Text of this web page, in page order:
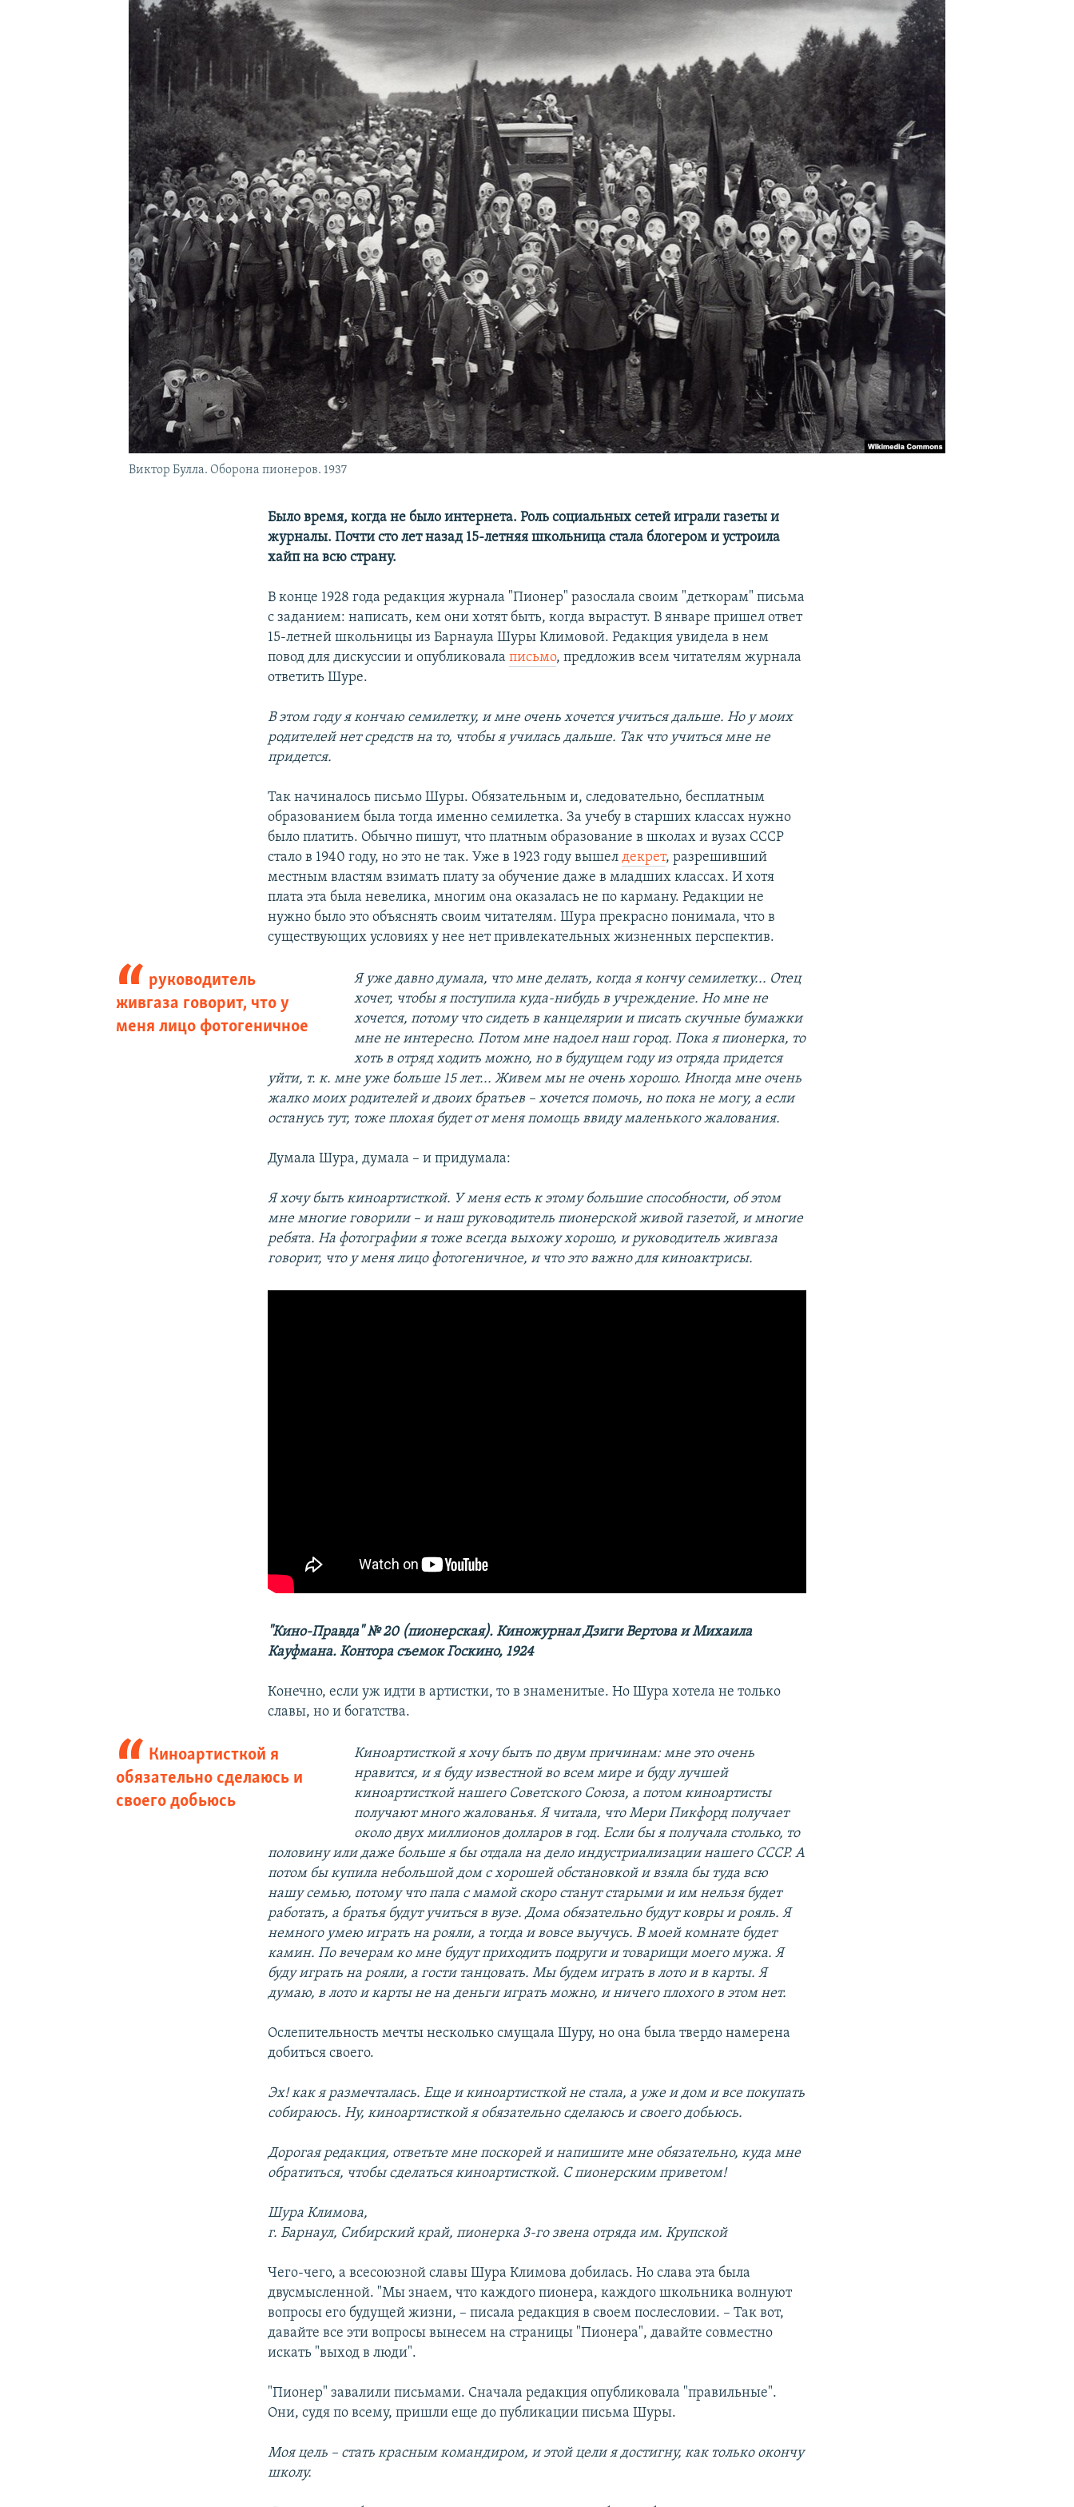
ПОДПИШИТЕСЬ НА РАССЫЛКУ
Виктор Булла. Оборона пионеров. 1937
Было время, когда не было интернета. Роль социальных сетей играли газеты и
журналы. Почти сто лет назад 15-летняя школьница стала блогером и устроила
хайп на всю страну.
В конце 1928 года редакция журнала "Пионер" разослала своим "деткорам" письма
с заданием: написать, кем они хотят быть, когда вырастут. В январе пришел ответ
15-летней школьницы из Барнаула Шуры Климовой. Редакция увидела в нем
повод для дискуссии и опубликовалаписьмо, предложив всем читателям журнала
ответить Шуре.
В этом году я кончаю семилетку, и мне очень хочется учиться дальше. Но у моих
родителей нет средств на то, чтобы я училась дальше. Так что учиться мне не
придется.
Так начиналось письмо Шуры. Обязательным и, следовательно, бесплатным
образованием была тогда именно семилетка. За учебу в старших классах нужно
было платить. Обычно пишут, что платным образование в школах и вузах СССР
стало в 1940 году, но это не так. Уже в 1923 году вышелдекрет, разрешивший
местным властям взимать плату за обучение даже в младших классах. И хотя
плата эта была невелика, многим она оказалась не по карману. Редакции не
нужно было это объяснять своим читателям. Шура прекрасно понимала, что в
существующих условиях у нее нет привлекательных жизненных перспектив.
руководитель
живгаза говорит, что у
меня лицо фотогеничное
Я уже давно думала, что мне делать, когда я кончу семилетку... Отец
хочет, чтобы я поступила куда-нибудь в учреждение. Но мне не
хочется, потому что сидеть в канцелярии и писать скучные бумажки
мне не интересно. Потом мне надоел наш город. Пока я пионерка, то
хоть в отряд ходить можно, но в будущем году из отряда придется
уйти, т. к. мне уже больше 15 лет... Живем мы не очень хорошо. Иногда мне очень
жалко моих родителей и двоих братьев – хочется помочь, но пока не могу, а если
останусь тут, тоже плохая будет от меня помощь ввиду маленького жалования.
Думала Шура, думала – и придумала:
Я хочу быть киноартисткой. У меня есть к этому большие способности, об этом
мне многие говорили – и наш руководитель пионерской живой газетой, и многие
ребята. На фотографии я тоже всегда выхожу хорошо, и руководитель живгаза
говорит, что у меня лицо фотогеничное, и что это важно для киноактрисы.
"Кино-Правда" № 20 (пионерская). Киножурнал Дзиги Вертова и Михаила
Кауфмана. Контора съемок Госкино, 1924
Конечно, если уж идти в артистки, то в знаменитые. Но Шура хотела не только
славы, но и богатства.
Киноартисткой я
обязательно сделаюсь и
своего добьюсь
Киноартисткой я хочу быть по двум причинам: мне это очень
нравится, и я буду известной во всем мире и буду лучшей
киноартисткой нашего Советского Союза, а потом киноартисты
получают много жалованья. Я читала, что Мери Пикфорд получает
около двух миллионов долларов в год. Если бы я получала столько, то
половину или даже больше я бы отдала на дело индустриализации нашего СССР. А
потом бы купила небольшой дом с хорошей обстановкой и взяла бы туда всю
нашу семью, потому что папа с мамой скоро станут старыми и им нельзя будет
работать, а братья будут учиться в вузе. Дома обязательно будут ковры и рояль. Я
немного умею играть на рояли, а тогда и вовсе выучусь. В моей комнате будет
камин. По вечерам ко мне будут приходить подруги и товарищи моего мужа. Я
буду играть на рояли, а гости танцовать. Мы будем играть в лото и в карты. Я
думаю, в лото и карты не на деньги играть можно, и ничего плохого в этом нет.
Ослепительность мечты несколько смущала Шуру, но она была твердо намерена
добиться своего.
Эх! как я размечталась. Еще и киноартисткой не стала, а уже и дом и все покупать
собираюсь. Ну, киноартисткой я обязательно сделаюсь и своего добьюсь.
Дорогая редакция, ответьте мне поскорей и напишите мне обязательно, куда мне
обратиться, чтобы сделаться киноартисткой. С пионерским приветом!
Шура Климова,
г. Барнаул, Сибирский край, пионерка 3-го звена отряда им. Крупской
Чего-чего, а всесоюзной славы Шура Климова добилась. Но слава эта была
двусмысленной. "Мы знаем, что каждого пионера, каждого школьника волнуют
вопросы его будущей жизни, – писала редакция в своем послесловии. – Так вот,
давайте все эти вопросы вынесем на страницы "Пионера", давайте совместно
искать "выход в люди".
"Пионер" завалили письмами. Сначала редакция опубликовала "правильные".
Они, судя по всему, пришли еще до публикации письма Шуры.
Моя цель – стать красным командиром, и этой цели я достигну, как только окончу
школу.